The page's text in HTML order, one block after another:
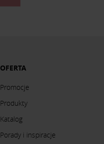
OFERTA
Promocje
Produkty
Katalog
Porady i inspiracje